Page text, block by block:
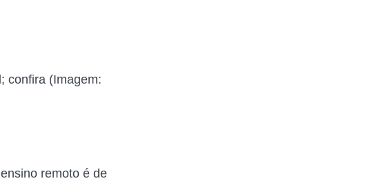
confira (Imagem:
remoto é de